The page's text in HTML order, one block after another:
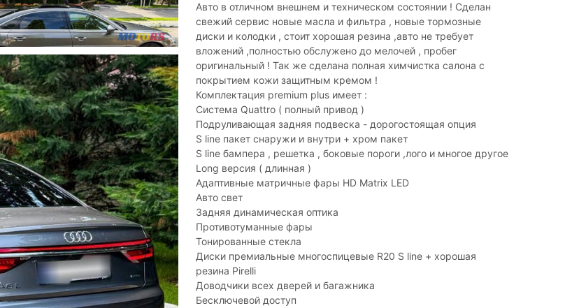
Авто в отличном внешнем и техническом состоянии ! Сделан
свежий сервис новые масла и фильтра , новые тормозные
диски и колодки , стоит хорошая резина ,авто не требует
вложений ,полностью обслужено до мелочей , пробег
оригинальный ! Так же сделана полная химчистка салона с
покрытием кожи защитным кремом !
Комплектация premium plus имеет :
Система Quattro ( полный привод )
Подруливающая задняя подвеска - дорогостоящая опция
S line пакет снаружи и внутри + хром пакет
S line бампера , решетка , боковые пороги ,лого и многое другое
Long версия ( длинная )
Адаптивные матричные фары HD Matrix LED
Авто свет
Задняя динамическая оптика
Противотуманные фары
Тонированные стекла
Диски премиальные многоспицевые R20 S line + хорошая
резина Pirelli
Доводчики всех дверей и багажника
Бесключевой доступ